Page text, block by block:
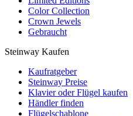
Color Collection
Crown Jewels
Gebraucht
Steinway Kaufen
Kaufratgeber
Steinway Preise
Klavier oder Flügel kaufen
Händler finden
Flügelschablone